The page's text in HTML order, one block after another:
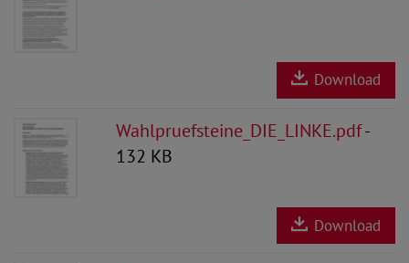
Download
Wahlpruefsteine_DIE_LINKE.pdf-
132 KB
Download